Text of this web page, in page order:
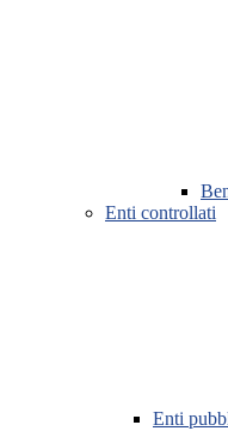
Enti controllati
Enti